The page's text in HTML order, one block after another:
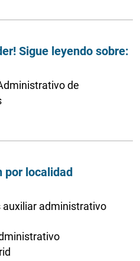
Sigue leyendo sobre:
de
por localidad
administrativo